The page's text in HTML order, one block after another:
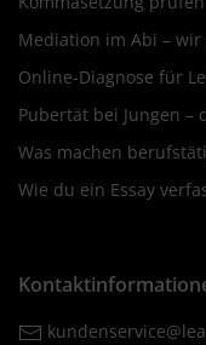
Mediation im Abi – wir
Online-Diagnose für
Pubertät bei Jungen –
Was machen
Wie du ein Essay